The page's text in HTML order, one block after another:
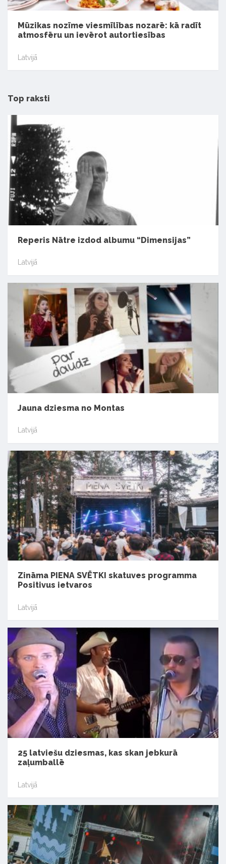
Mūzikas nozīme viesmīlības nozarē: kā radīt
atmosfēru un ievērot autortiesības
Latvijā
Top raksti
Reperis Nātre izdod albumu “Dimensijas”
Latvijā
Jauna dziesma no Montas
Latvijā
Zināma PIENA SVĒTKI skatuves programma
Positivus ietvaros
Latvijā
25 latviešu dziesmas, kas skan jebkurā
zaļumballē
Latvijā